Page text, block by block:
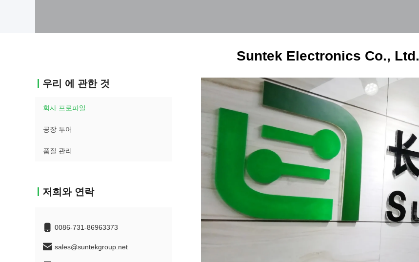
Suntek Electronics Co., Ltd.
우리 에 관한 것
회사 프로파일
공장 투어
품질 관리
저희와 연락
0086-731-86963373
sales@suntekgroup.net